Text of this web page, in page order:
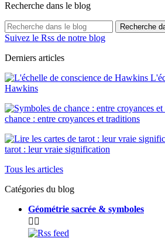
Recherche dans le blog
Recherche
Suivez le Rss de notre blog
Derniers articles
Hawkins
chance : entre croyances et traditions
tarot : leur vraie signification
Tous les articles
Catégories du blog
Géométrie sacrée & symboles
 